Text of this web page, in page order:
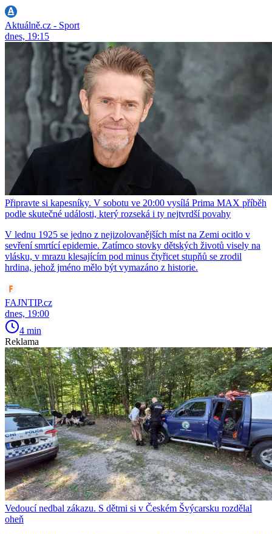
Aktuálně.cz - Sport
dnes, 19:15
Připravte si kapesníky. V sobotu ve 20:00 vysílá Prima MAX příběh
podle skutečné události, který rozseká i ty nejtvrdší povahy
V lednu 1925 se jedno z nejizolovanějších míst na Zemi ocitlo v
sevření smrtící epidemie. Zatímco stovky dětských životů visely na
vlásku, v mrazu klesajícím pod minus čtyřicet stupňů se zrodil
hrdina, jehož jméno mělo být vymazáno z historie.
FAJNTIP.cz
dnes, 19:00
4 min
Reklama
Vedoucí nedbal zákazu. S dětmi si v Českém Švýcarsku rozdělal
oheň